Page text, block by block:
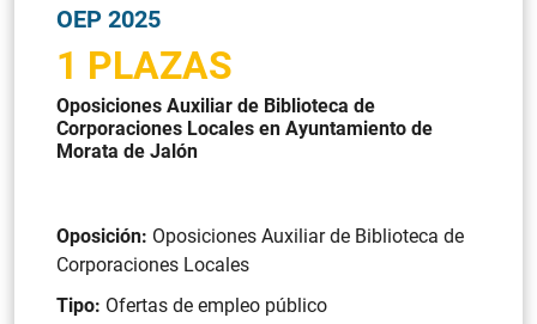
OEP 2025
1 PLAZAS
Oposiciones Auxiliar de Biblioteca de
Corporaciones Locales en Ayuntamiento de
Morata de Jalón
Oposición: Oposiciones Auxiliar de Biblioteca de
Corporaciones Locales
Tipo: Ofertas de empleo público